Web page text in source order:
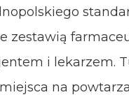
zestawią
i lekarzem.
na